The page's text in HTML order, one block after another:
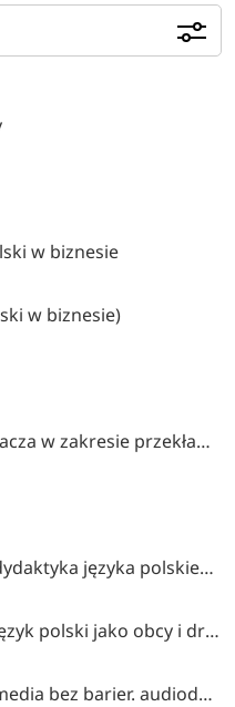
w biznesie
w biznesie)
Doskonalenie warsztatu tłumacza w zakresie przekładu pisemnego
Filologia polska w praktyce - dydaktyka języka polskiego jako obcego
Filologia polska w praktyce - język polski jako obcy i drugi w pracy z dzieckiem
Filologia polska w praktyce - media bez barier. audiodeskrypcja (ad i napisy dla niesłyszących